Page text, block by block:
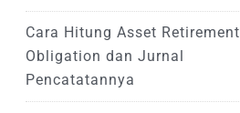
Cara Hitung Asset Retirement
Obligation dan Jurnal
Pencatatannya